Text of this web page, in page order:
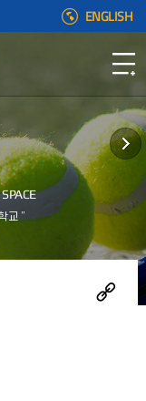
ENGLISH